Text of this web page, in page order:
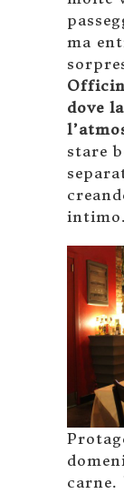
ma
dove
stare
intimo.
carne.